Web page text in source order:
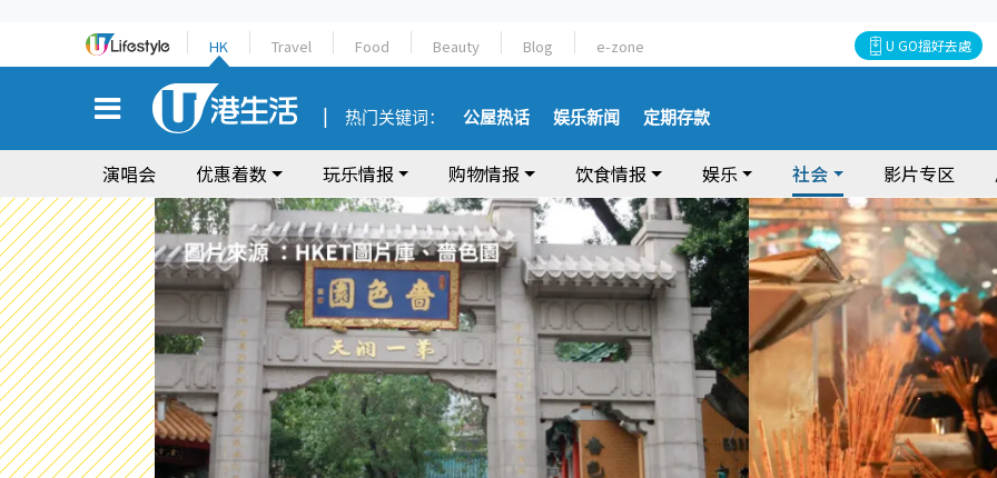
HK Travel Food Beauty Blog e-zone U GO搵好去處
热门关键词： 公屋热话 娱乐新闻 定期存款
演唱会 优惠着数 玩乐情报 购物情报 饮食情报 娱乐 社会 影片专区